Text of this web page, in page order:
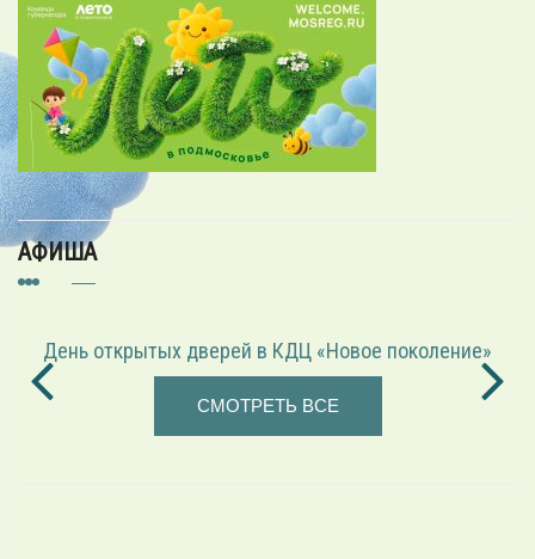
АФИША
открытых дверей в КДЦ «Новое поколение»
СМОТРЕТЬ ВСЕ